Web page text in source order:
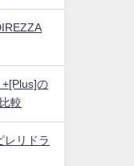
の
較
レリドラ